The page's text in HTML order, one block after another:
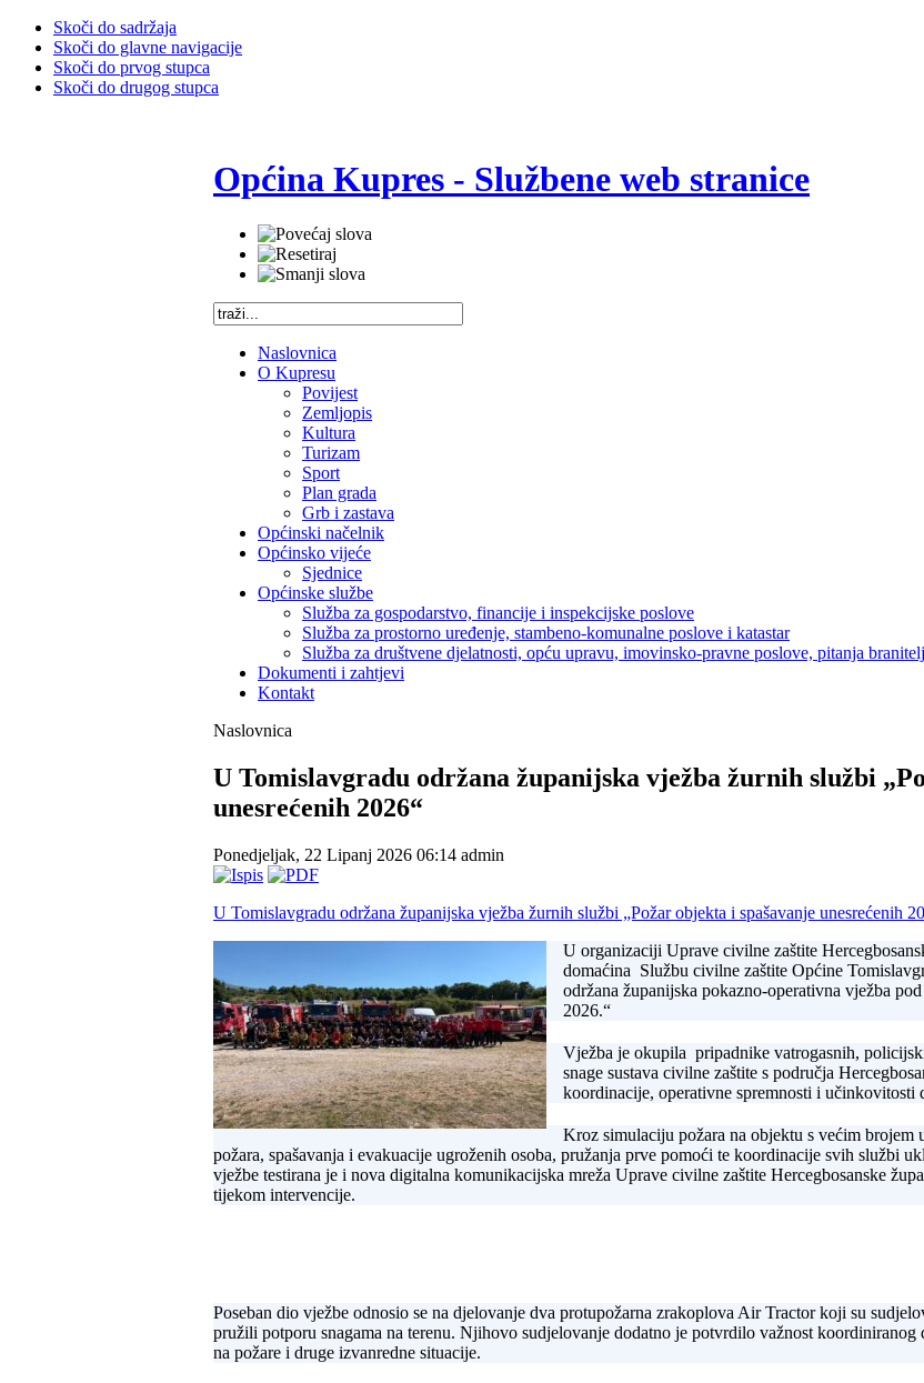
Skoči do sadržaja
Skoči do glavne navigacije
Skoči do prvog stupca
Skoči do drugog stupca
Općina Kupres - Službene web stranice
Naslovnica
O Kupresu
Povijest
Zemljopis
Kultura
Turizam
Sport
Plan grada
Grb i zastava
Općinski načelnik
Općinsko vijeće
Sjednice
Općinske službe
Služba za gospodarstvo, financije i inspekcijske poslove
Služba za prostorno uređenje, stambeno-komunalne poslove i katastar
Služba za društvene djelatnosti, opću upravu, imovinsko-pravne poslove, pitanja
Dokumenti i zahtjevi
Kontakt
Naslovnica
U Tomislavgradu održana županijska vježba žurnih službi
unesrećenih 2026“
Ponedjeljak, 22 Lipanj 2026 06:14 admin
U Tomislavgradu održana županijska vježba žurnih službi „Požar objekta i spašavanje unesrećenih
U organizaciji Uprave civilne zaštite
domaćina Službu civilne zaštite Općine
održana županijska pokazno-operativna vježba
2026.“
Vježba je okupila pripadnike vatrogasnih,
snage sustava civilne zaštite s područja
koordinacije, operativne spremnosti i učinkovitosti
Kroz simulaciju požara na objektu s većim brojem
požara, spašavanja i evakuacije ugroženih osoba, pružanja prve pomoći te koordinacije svih službi
vježbe testirana je i nova digitalna komunikacijska mreža Uprave civilne zaštite Hercegbosanske
tijekom intervencije.
Poseban dio vježbe odnosio se na djelovanje dva protupožarna zrakoplova Air Tractor koji su
pružili potporu snagama na terenu. Njihovo sudjelovanje dodatno je potvrdilo važnost
na požare i druge izvanredne situacije.